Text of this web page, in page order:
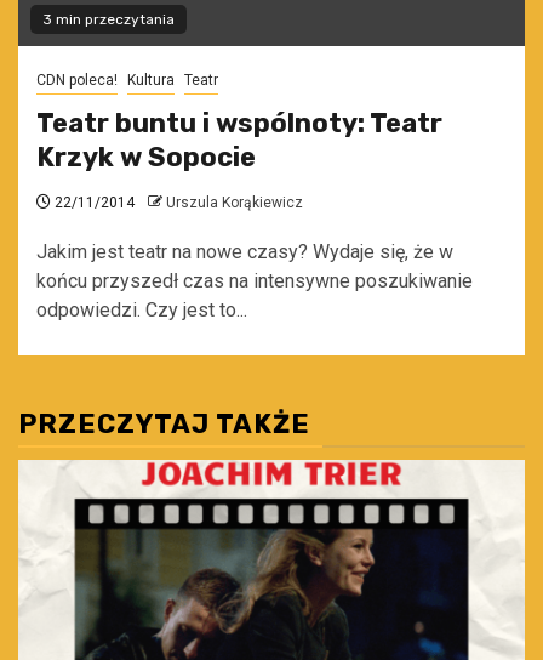
3 min przeczytania
CDN poleca! Kultura Teatr
Teatr buntu i wspólnoty: Teatr
Krzyk w Sopocie
22/11/2014 Urszula Korąkiewicz
Jakim jest teatr na nowe czasy? Wydaje się, że w
końcu przyszedł czas na intensywne poszukiwanie
odpowiedzi. Czy jest to...
PRZECZYTAJ TAKŻE